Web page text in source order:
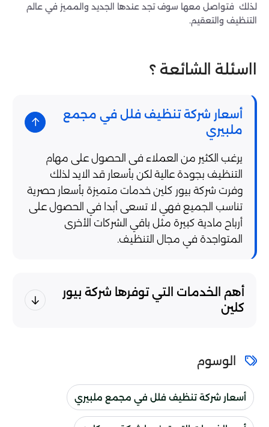
لذلك فتواصل معها سوف تجد عندها الجديد والمميز في عالم
التنظيف والتعقيم.
ااسئلة الشائعة ؟
أسعار شركة تنظيف فلل في مجمع
ملبيري
يرغب الكثير من العملاء فى الحصول على مهام
التنظيف بجودة عالية لكن بأسعار قد الايد لذلك
وفرت شركة بيور كلين خدمات متميزة بأسعار حصرية
تناسب الجميع فهي لا تسعى أبدا في الحصول على
أرباح مادية كبيرة مثل باقي الشركات الأخرى
المتواجدة في مجال التنظيف.
أهم الخدمات التي توفرها شركة بيور
كلين
الوسوم
أسعار شركة تنظيف فلل في مجمع ملبيري